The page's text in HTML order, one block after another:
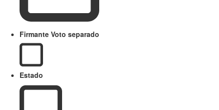
Firmante Voto separado
Estado